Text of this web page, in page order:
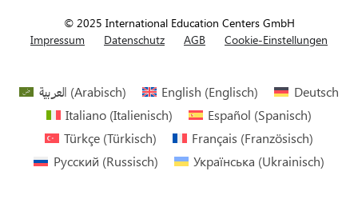
© 2025 International Education Centers GmbH
Impressum
Datenschutz AGB Cookie-Einstellungen
العربية (Arabisch) English (Englisch)
Deutsch
Italiano (Italienisch) Español (Spanisch)
Türkçe (Türkisch) Français (Französisch)
Русский (Russisch) Українська (Ukrainisch)